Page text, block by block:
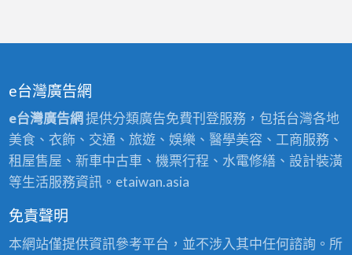
e台灣廣告網
e台灣廣告網 提供分類廣告免費刊登服務，包括台灣各地
美食、衣飾、交通、旅遊、娛樂、醫學美容、工商服務、
租屋售屋、新車中古車、機票行程、水電修繕、設計裝潢
等生活服務資訊。etaiwan.asia
免責聲明
本網站僅提供資訊參考平台，並不涉入其中任何諮詢。所